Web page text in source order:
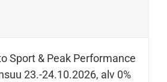
Sport & Peak Performance
23.-24.10.2026, alv 0%